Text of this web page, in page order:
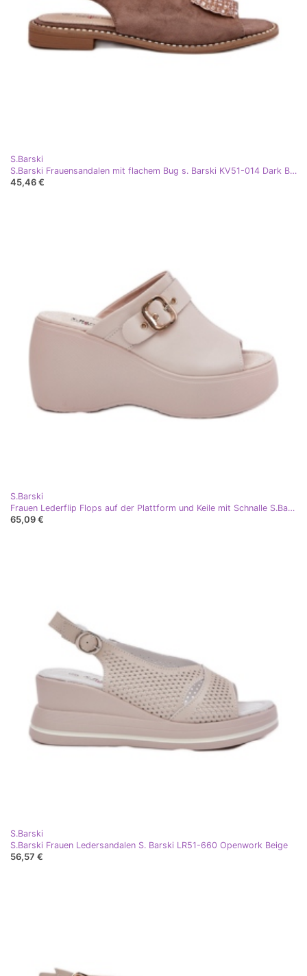
S.Barski
S.Barski Frauensandalen mit flachem Bug s. Barski KV51-014 Dark Beige
45,46 €
S.Barski
Frauen Lederflip Flops auf der Plattform und Keile mit Schnalle S.Barski LR51-542 Beige
65,09 €
S.Barski
S.Barski Frauen Ledersandalen S. Barski LR51-660 Openwork Beige
56,57 €